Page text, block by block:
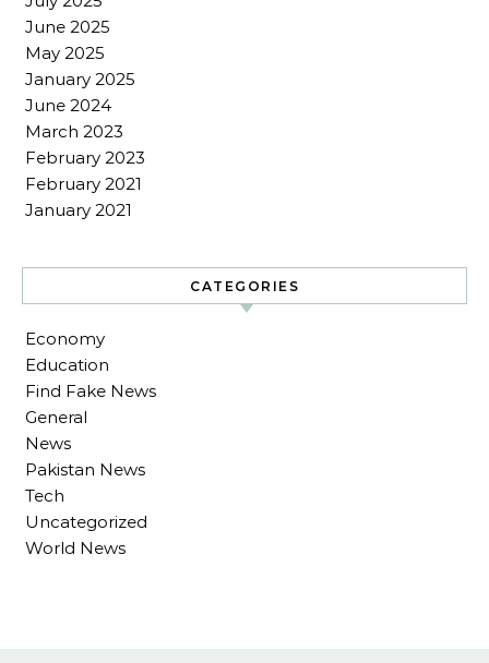
June 2025
May 2025
January 2025
June 2024
March 2023
February 2023
February 2021
January 2021
CATEGORIES
Economy
Education
Find Fake News
General
News
Pakistan News
Tech
Uncategorized
World News